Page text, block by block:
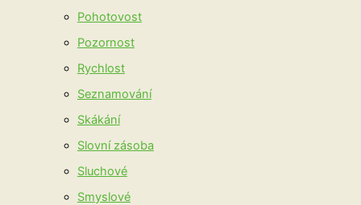
Pohotovost
Pozornost
Rychlost
Seznamování
Skákání
Slovní zásoba
Sluchové
Smyslové